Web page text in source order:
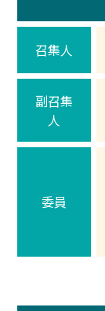
召集人
副召集
人
委員